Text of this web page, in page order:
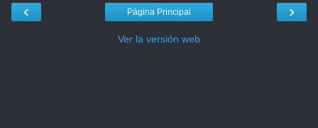
‹ ›
Página Principal
Ver la versión web